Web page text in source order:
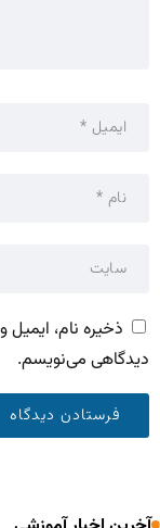
ذخیره نام، ایمیل
دیدگاهی می‌نویسم.